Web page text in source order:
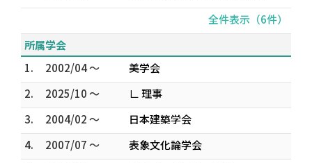
全件表示（6件）
所属学会
1.
2002/04 ～
美学会
2.
2025/10 ～
∟ 理事
3.
2004/02 ～
日本建築学会
4.
2007/07 ～
表象文化論学会